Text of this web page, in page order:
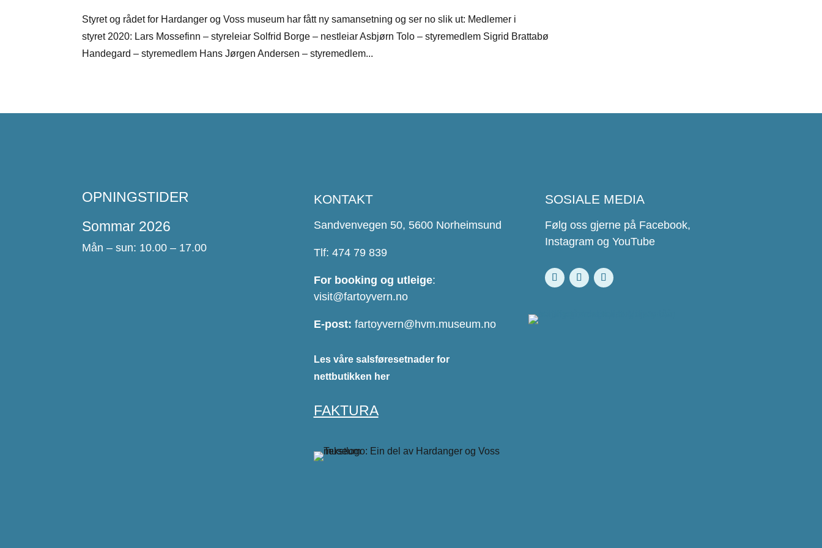
Styret og rådet for Hardanger og Voss museum har fått ny samansetning og ser no slik ut: Medlemer i
styret 2020: Lars Mossefinn – styreleiar Solfrid Borge – nestleiar Asbjørn Tolo – styremedlem Sigrid Brattabø
Handegard – styremedlem Hans Jørgen Andersen – styremedlem...
OPNINGSTIDER
Sommar 2026
Mån – sun: 10.00 – 17.00
KONTAKT
Sandvenvegen 50, 5600 Norheimsund
Tlf: 474 79 839
For booking og utleige:
visit@fartoyvern.no
E-post: fartoyvern@hvm.museum.no
Les våre salsføresetnader for
nettbutikken her
FAKTURA
SOSIALE MEDIA
Følg oss gjerne på Facebook,
Instagram og YouTube